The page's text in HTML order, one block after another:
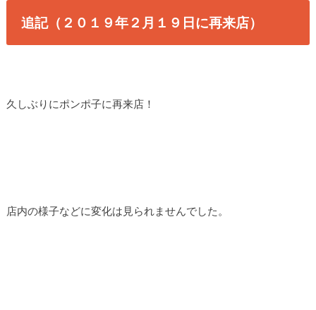
追記（２０１９年２月１９日に再来店）
久しぶりにポンポ子に再来店！
店内の様子などに変化は見られませんでした。